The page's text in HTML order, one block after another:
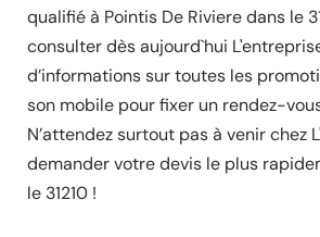
qualifié à Pointis De Riviere dans le
consulter dès aujourd`hui
d’informations sur toutes les
son mobile pour fixer un rendez-
N’attendez surtout pas à venir chez
demander votre devis le plus
le 31210 !